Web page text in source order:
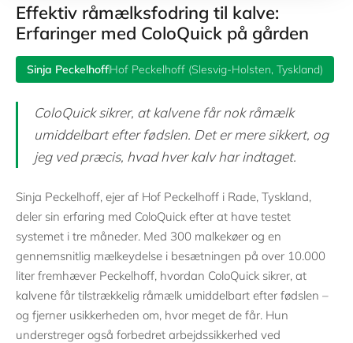
Effektiv råmælksfodring til kalve:
Erfaringer med ColoQuick på gården
Sinja PeckelhoffHof Peckelhoff (Slesvig-Holsten, Tyskland)
ColoQuick sikrer, at kalvene får nok råmælk
umiddelbart efter fødslen. Det er mere sikkert, og
jeg ved præcis, hvad hver kalv har indtaget.
Sinja Peckelhoff, ejer af Hof Peckelhoff i Rade, Tyskland,
deler sin erfaring med ColoQuick efter at have testet
systemet i tre måneder. Med 300 malkekøer og en
gennemsnitlig mælkeydelse i besætningen på over 10.000
liter fremhæver Peckelhoff, hvordan ColoQuick sikrer, at
kalvene får tilstrækkelig råmælk umiddelbart efter fødslen –
og fjerner usikkerheden om, hvor meget de får. Hun
understreger også forbedret arbejdssikkerhed ved